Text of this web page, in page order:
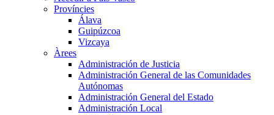
Províncies
Álava
Guipúzcoa
Vizcaya
Àrees
Administración de Justicia
Administración General de las Comunidades
Autónomas
Administración General del Estado
Administración Local